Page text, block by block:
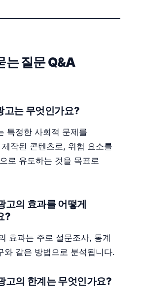
는 질문 Q&A
고는 무엇인가요?
특정한 사회적 문제를
작된 콘텐츠로, 위험 요소를
로 유도하는 것을 목표로
고의 효과를 어떻게
?
효과는 주로 설문조사, 통계
와 같은 방법으로 분석됩니다.
고의 한계는 무엇인가요?